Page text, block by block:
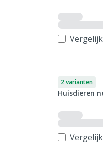
Vergelijk
2 varianten
Huisdieren
Vergelijk